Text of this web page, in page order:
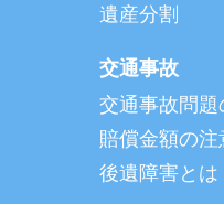
遺産分割
交通事故
交通事故問題
賠償金額の注
後遺障害とは